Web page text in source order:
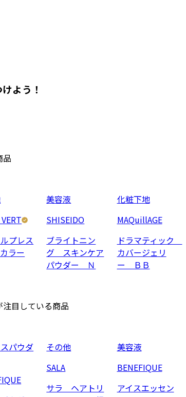
よう！
品
プレス
ラー
美容液
SHISEIDO
ブライトニン
グ スキンケア
パウダー Ｎ
化粧下地
MAQuillAGE
ドラマティック
カバージェリ
ー ＢＢ
目している商品
パウダ
その他
SALA
サラ ヘアトリ
美容液
BENEFIQUE
アイスエッセン